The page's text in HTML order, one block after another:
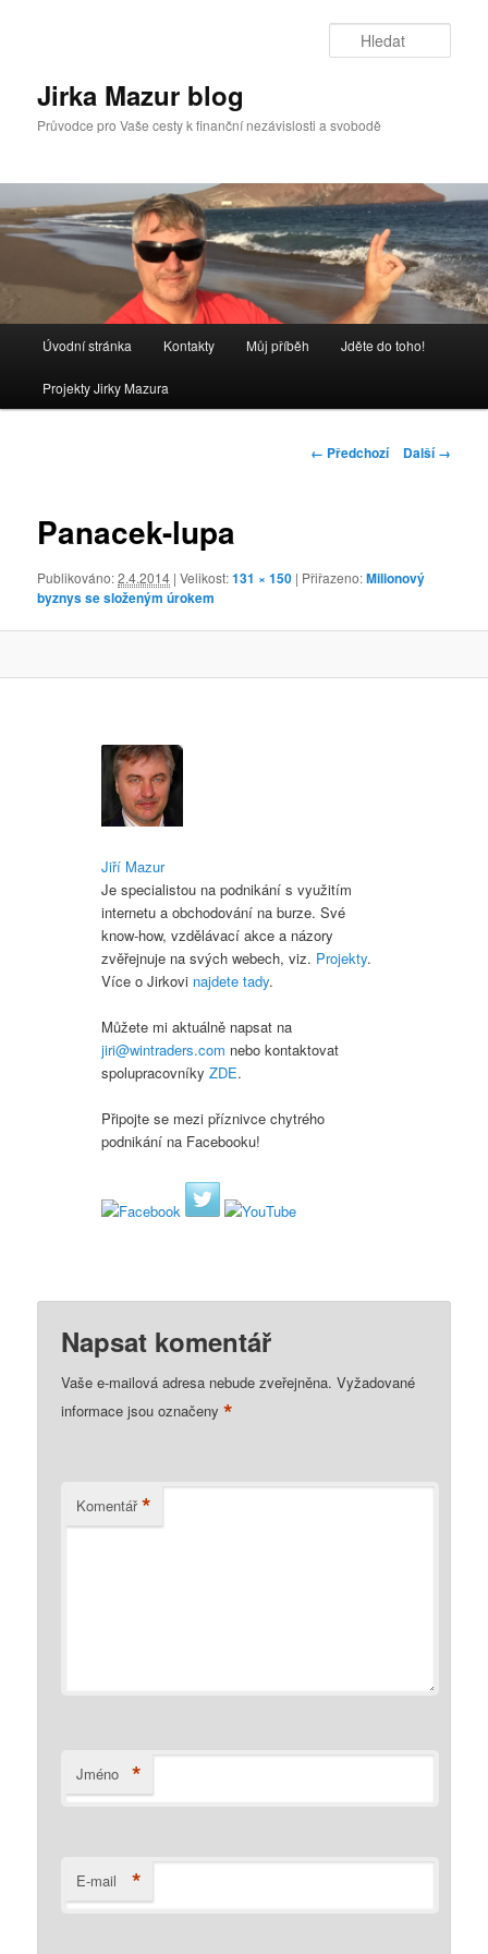
Jirka Mazur blog
Průvodce pro Vaše cesty k finanční nezávislosti a svobodě
navigační
Úvodní stránka Kontakty Můj příběh Jděte do toho!
Projekty Jirky Mazura
Navigace
← Předchozí Další →
Panacek-lupa
Publikováno:2.4.2014 | Velikost:131 × 150 | Přiřazeno:Milionový
byznys se složeným úrokem
Jiří Mazur
Je specialistou na podnikání s využitím
internetu a obchodování na burze. Své
know-how, vzdělávací akce a názory
zvěřejnuje na svých webech, viz. Projekty.
Více o Jirkovi najdete tady.
Můžete mi aktuálně napsat na
jiri@wintraders.com nebo kontaktovat
spolupracovníkyZDE.
Připojte se mezi příznivce chytrého
podnikání na Facebooku!
Napsat komentář
Vaše e-mailová adresa nebude zveřejněna. Vyžadované
informace jsou označeny*
Komentář *
Jméno *
E-mail *